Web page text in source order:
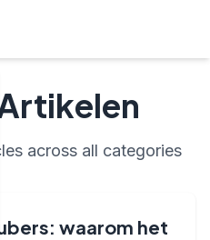
across all categories
waarom het